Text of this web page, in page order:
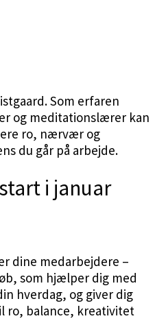
Som erfaren
og meditationslærer kan
ro, nærvær og
du går på arbejde.
i januar
dine medarbejdere –
som hjælper dig med
hverdag, og giver dig
ro, balance, kreativitet